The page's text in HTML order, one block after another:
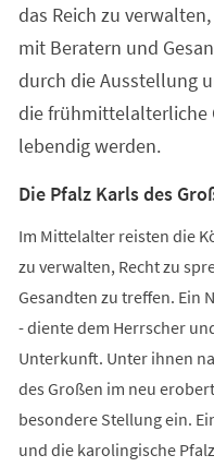
das Reich zu
mit Beratern und
durch die Ausstellung
die frühmittelalterliche
lebendig werden.
Die Pfalz Karls des
Im Mittelalter reisten die
zu verwalten, Recht zu
Gesandten zu treffen. Ein
- diente dem Herrscher
Unterkunft. Unter ihnen
des Großen im neu
besondere Stellung ein.
und die karolingische